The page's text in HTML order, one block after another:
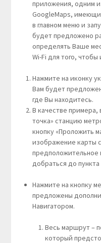
приложения, одним
GoogleMaps,
в главном меню и
будет предложено
определять Ваше
Wi-Fi для того,
Нажмите на иконку
Вам будет
где Вы находитесь.
В качестве примера,
точка» станцию
кнопку «Проложить
изображение карты
предположительное
добраться до пункта
Нажмите на кнопку
предложены
Навигатором.
Весь маршрут –
который